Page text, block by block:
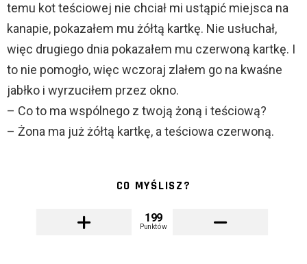
temu kot teściowej nie chciał mi ustąpić miejsca na
kanapie, pokazałem mu żółtą kartkę. Nie usłuchał,
więc drugiego dnia pokazałem mu czerwoną kartkę. I
to nie pomogło, więc wczoraj zlałem go na kwaśne
jabłko i wyrzuciłem przez okno.
– Co to ma wspólnego z twoją żoną i teściową?
– Żona ma już żółtą kartkę, a teściowa czerwoną.
CO MYŚLISZ?
199
Punktów